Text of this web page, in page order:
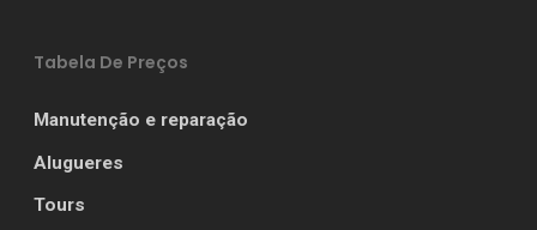
Tabela De Preços
Manutenção e reparação
Alugueres
Tours